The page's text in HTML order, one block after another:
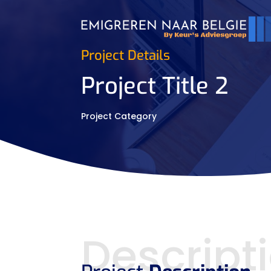
Project Details
Project Title 2
Project Category